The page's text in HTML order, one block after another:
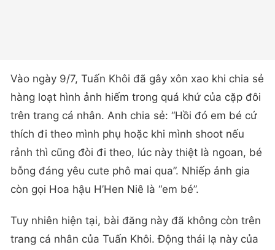
Vào ngày 9/7, Tuấn Khôi đã gây xôn xao khi chia sẻ
hàng loạt hình ảnh hiếm trong quá khứ của cặp đôi
trên trang cá nhân. Anh chia sẻ: “Hồi đó em bé cứ
thích đi theo mình phụ hoặc khi mình shoot nếu
rảnh thì cũng đòi đi theo, lúc này thiệt là ngoan, bé
bỗng đáng yêu cute phô mai qua”. Nhiếp ảnh gia
còn gọi Hoa hậu H’Hen Niê là “em bé”.
Tuy nhiên hiện tại, bài đăng này đã không còn trên
trang cá nhân của Tuấn Khôi. Động thái lạ này của